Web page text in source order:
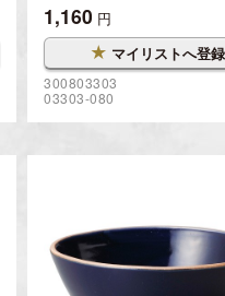
1,160 円
★ マイリストへ登録
300803303
03303-080